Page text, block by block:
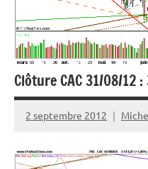
Clôture CAC 31/08/12
2 septembre 2012